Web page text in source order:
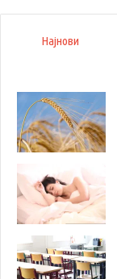
Најнови